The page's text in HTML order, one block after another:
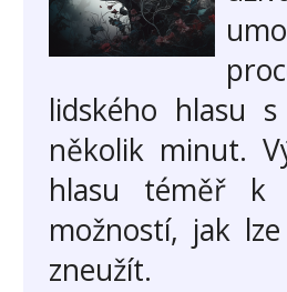
lidského hlasu
několik minut.
hlasu téměř k
možností, jak
zneužít.